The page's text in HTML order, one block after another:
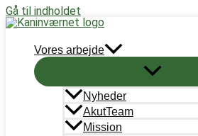
Gå til indholdet
Vores arbejde
Nyheder
AkutTeam
Mission
Støt nu
IMG_4002
Skriv en kommentar / Af